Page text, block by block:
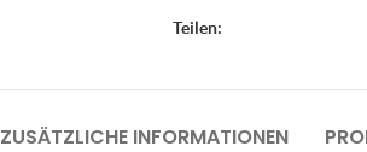
Teilen:
ZUSÄTZLICHE INFORMATIONEN